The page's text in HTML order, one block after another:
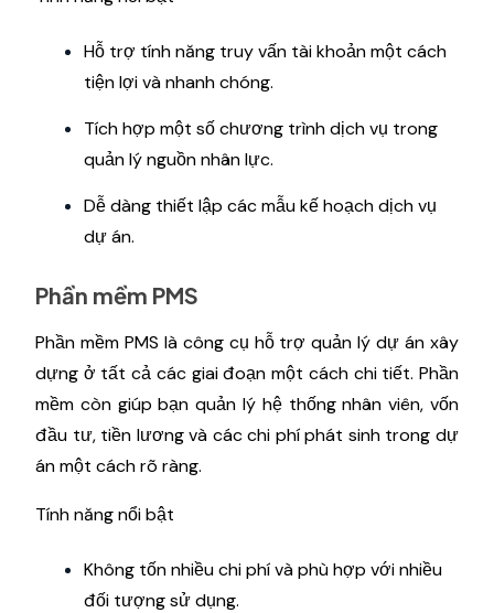
Hỗ trợ tính năng truy vấn tài khoản một cách
tiện lợi và nhanh chóng.
Tích hợp một số chương trình dịch vụ trong
quản lý nguồn nhân lực.
Dễ dàng thiết lập các mẫu kế hoạch dịch vụ
dự án.
Phần mềm PMS
Phần mềm PMS là công cụ hỗ trợ quản lý dự án xây
dựng ở tất cả các giai đoạn một cách chi tiết. Phần
mềm còn giúp bạn quản lý hệ thống nhân viên, vốn
đầu tư, tiền lương và các chi phí phát sinh trong dự
án một cách rõ ràng.
Tính năng nổi bật
Không tốn nhiều chi phí và phù hợp với nhiều
đối tượng sử dụng.